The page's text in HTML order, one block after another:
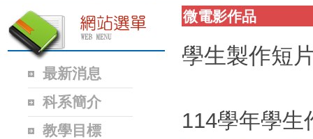
最新消息
科系簡介
教學目標
微電影作品
學生製作短
114學年學生